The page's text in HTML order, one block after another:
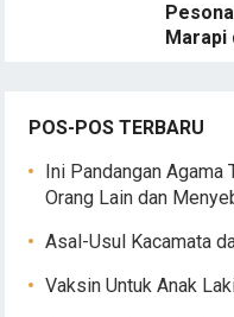
Marapi
POS-POS TERBARU
Ini Pandangan
Orang Lain dan
Asal-Usul Kacamata
Vaksin Untuk Anak